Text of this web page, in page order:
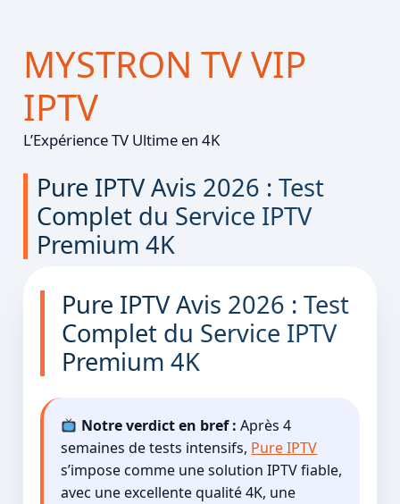
MYSTRON TV VIP
IPTV
L’Expérience TV Ultime en 4K
Pure IPTV Avis 2026 : Test
Complet du Service IPTV
Premium 4K
Pure IPTV Avis 2026 : Test
Complet du Service IPTV
Premium 4K
Notre verdict en bref : Après 4
semaines de tests intensifs, Pure IPTV
s’impose comme une solution IPTV fiable,
avec une excellente qualité 4K, une